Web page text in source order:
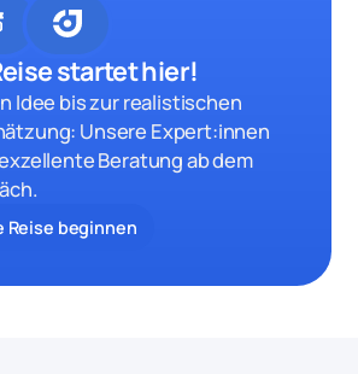
startet hier!
Idee bis zur realistischen
Unsere Expert:innen
Beratung ab dem
beginnen